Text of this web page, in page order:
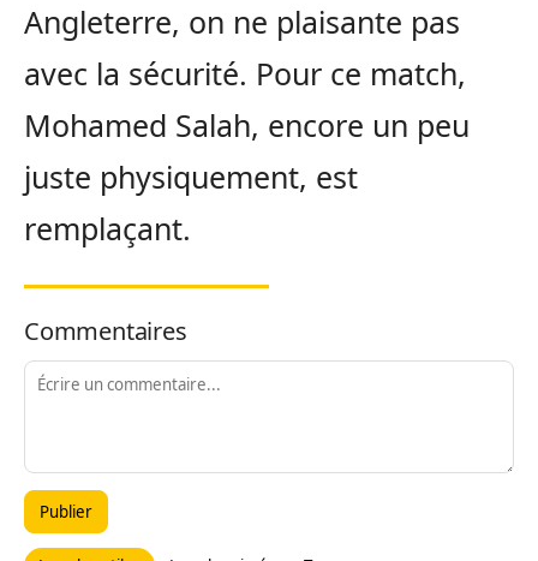
Angleterre, on ne plaisante pas
avec la sécurité. Pour ce match,
Mohamed Salah, encore un peu
juste physiquement, est
remplaçant.
Commentaires
Publier